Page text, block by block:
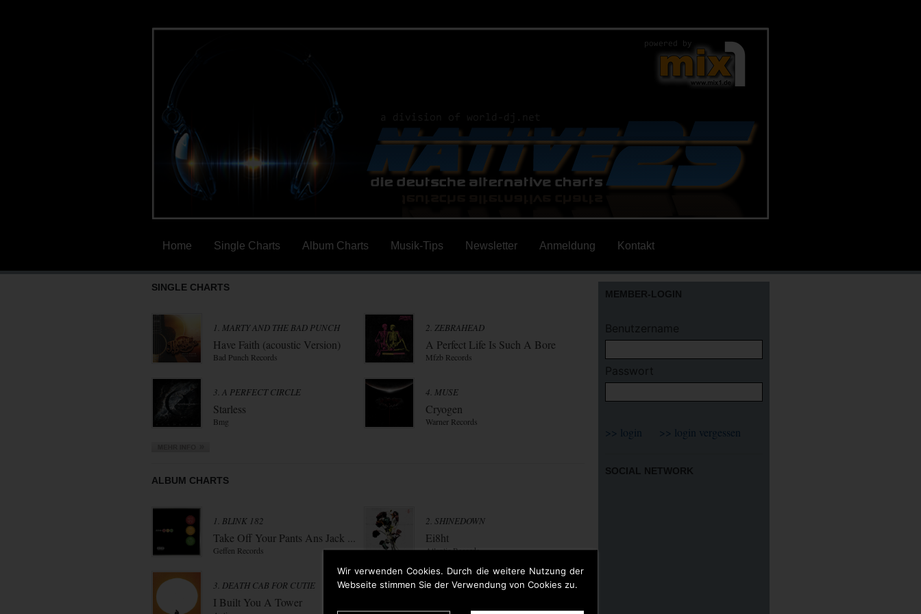
Wir verwenden Cookies. Durch die weitere Nutzung der
Webseite stimmen Sie der Verwendung von Cookies zu.
Home Single Charts Album Charts Musik-Tips Newsletter Anmeldung Kontakt
SINGLE CHARTS
1. MARTY AND THE BAD PUNCH
Have Faith (acoustic Version)
Bad Punch Records
2. ZEBRAHEAD
A Perfect Life Is Such A Bore
Mfzb Records
3. A PERFECT CIRCLE
Starless
Bmg
4. MUSE
Cryogen
Warner Records
ALBUM CHARTS
1. BLINK 182
Take Off Your Pants Ans Jack ...
Geffen Records
2. SHINEDOWN
Ei8ht
Atlantic Records
3. DEATH CAB FOR CUTIE
I Built You A Tower
4. THE SIXTERS
MEMBER-LOGIN
Benutzername
Passwort
SOCIAL NETWORK